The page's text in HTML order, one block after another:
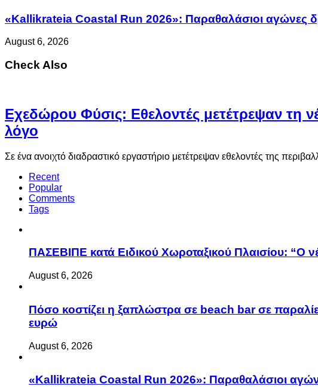
«Kallikrateia Coastal Run 2026»: Παραθαλάσιοι αγώνες
August 6, 2026
Check Also
Eχεδώρου Φύσις: Εθελοντές μετέτρεψαν τη
λόγο
Σε ένα ανοιχτό διαδραστικό εργαστήριο μετέτρεψαν εθελοντές της
Recent
Popular
Comments
Tags
ΠΑΣΕΒΙΠΕ κατά Ειδικού Χωροταξικού Πλαισίου: “Ο
August 6, 2026
Πόσο κοστίζει η ξαπλώστρα σε beach bar σε
ευρώ
August 6, 2026
«Kallikrateia Coastal Run 2026»: Παραθαλάσιοι